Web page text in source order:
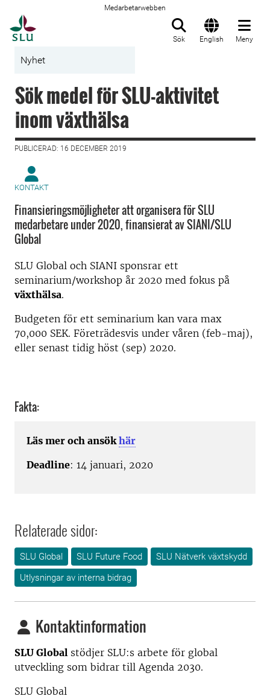
Medarbetarwebben
Sök English Meny
Nyhet
Sök medel för SLU-aktivitet
inom växthälsa
PUBLICERAD: 16 DECEMBER 2019
KONTAKT
Finansieringsmöjligheter att organisera för SLU
medarbetare under 2020, finansierat av SIANI/SLU
Global
SLU Global och SIANI sponsrar ett
seminarium/workshop år 2020 med fokus på
växthälsa.
Budgeten för ett seminarium kan vara max
70,000 SEK. Företrädesvis under våren (feb-maj),
eller senast tidig höst (sep) 2020.
Fakta:
Läs mer och ansökhär
Deadline: 14 januari, 2020
Relaterade sidor:
SLU Global SLU Future Food
SLU Nätverk växtskydd
Utlysningar av interna bidrag
Kontaktinformation
SLU Global stödjer SLU:s arbete för global
utveckling som bidrar till Agenda 2030.
SLU Global